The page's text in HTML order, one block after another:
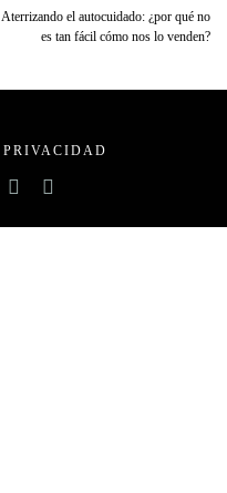
Aterrizando el autocuidado: ¿por qué no
es tan fácil cómo nos lo venden?
PRIVACIDAD